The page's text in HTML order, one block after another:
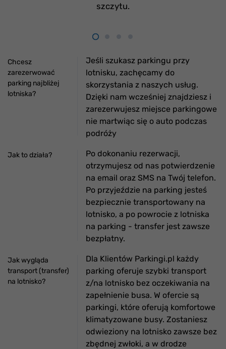
szczytu.
Chcesz
zarezerwować
parking najbliżej
lotniska?
Jeśli szukasz parkingu przy
lotnisku, zachęcamy do
skorzystania z naszych usług.
Dzięki nam wcześniej znajdziesz i
zarezerwujesz miejsce parkingowe
nie martwiąc się o auto podczas
podróży
Jak to działa?
Po dokonaniu rezerwacji,
otrzymujesz od nas potwierdzenie
na email oraz SMS na Twój telefon.
Po przyjeździe na parking jesteś
bezpiecznie transportowany na
lotnisko, a po powrocie z lotniska
na parking - transfer jest zawsze
bezpłatny.
Jak wygląda
transport (transfer)
na lotnisko?
Dla Klientów Parkingi.pl każdy
parking oferuje szybki transport
z/na lotnisko bez oczekiwania na
zapełnienie busa. W ofercie są
parkingi, które oferują komfortowe
klimatyzowane busy. Zostaniesz
odwieziony na lotnisko zawsze bez
zbędnej zwłoki, a w drodze